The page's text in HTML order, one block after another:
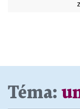
Téma: